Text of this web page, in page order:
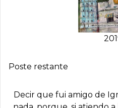
Poste restante
Decir que fui amigo de